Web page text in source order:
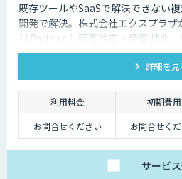
既存ツールやSaaSで解決できない
開発で解決。株式会社エクスプラ
AI Partner｜ 顧客対応・接客 特化」
キュリティ基準に合わせて、最適な
計・構築する「技術パートナー」と
い独自データの連携や、既存シス
の課題解決にコミットします。
詳細を見
利用料金 初期費用
お問合せください
お問合せく
サービス